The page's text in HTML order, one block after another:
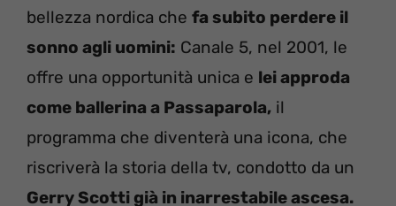
bellezza nordica che fa subito perdere il
sonno agli uomini: Canale 5, nel 2001, le
offre una opportunità unica e lei approda
come ballerina a Passaparola, il
programma che diventerà una icona, che
riscriverà la storia della tv, condotto da un
Gerry Scotti già in inarrestabile ascesa.